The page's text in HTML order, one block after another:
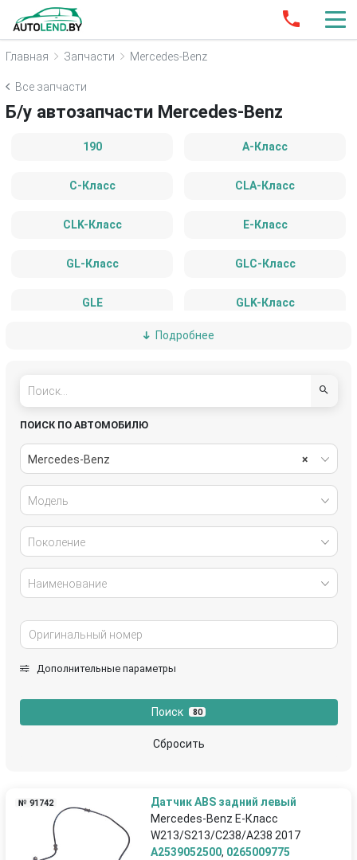
Главная Запчасти Mercedes-Benz
Все запчасти
Б/у автозапчасти Mercedes-Benz
190 A-Класс
C-Класс CLA-Класс
CLK-Класс E-Класс
GL-Класс GLC-Класс
GLE GLK-Класс
Sprinter
W124
Подробнее
ПОИСК ПО АВТОМОБИЛЮ
×
Mercedes-Benz
Модель
Поколение
Наименование
Дополнительные параметры
Поиск 80
Сбросить
№ 91742
Датчик ABS задний левый
Mercedes-Benz E-Класс
W213/S213/C238/A238 2017
A2539052500, 0265009775